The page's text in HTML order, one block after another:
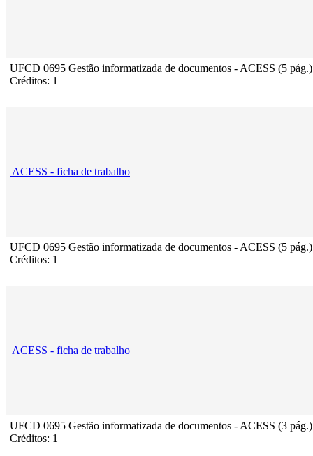
UFCD 0695 Gestão informatizada de documentos - ACESS (5 pág.)
Créditos: 1
ACESS - ficha de trabalho
UFCD 0695 Gestão informatizada de documentos - ACESS (5 pág.)
Créditos: 1
ACESS - ficha de trabalho
UFCD 0695 Gestão informatizada de documentos - ACESS (3 pág.)
Créditos: 1